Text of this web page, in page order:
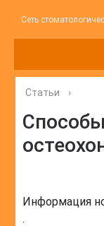
Сеть
Статьи ›
Информация
.